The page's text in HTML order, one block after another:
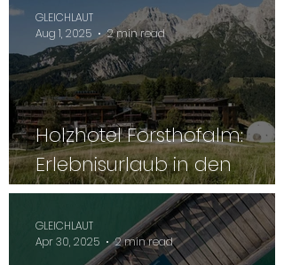
Holzhotel Forsthofalm:
Erlebnisurlaub in den
Leoganger Bergen
GLEICHLAUT
Aug 1, 2025
2 min read
GLEICHLAUT
Apr 30, 2025
2 min read